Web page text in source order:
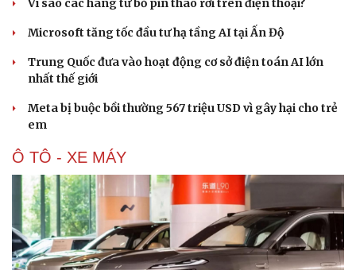
Văn hóa
Sân khấu - Điện ảnh
Văn học
Giải trí
Nghệ sĩ
Thời trang
Vì sao các hãng từ bỏ pin tháo rời trên điện thoại?
Microsoft tăng tốc đầu tư hạ tầng AI tại Ấn Độ
Trung Quốc đưa vào hoạt động cơ sở điện toán AI lớn
nhất thế giới
Meta bị buộc bồi thường 567 triệu USD vì gây hại cho trẻ
em
Ô TÔ - XE MÁY